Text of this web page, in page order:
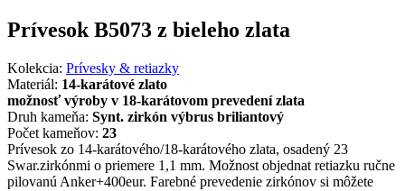
Prívesok B5073 z bieleho zlata
Kolekcia: Prívesky & retiazky
Materiál: 14-karátové zlato
možnosť výroby v 18-karátovom prevedení zlata
Druh kameňa: Synt. zirkón výbrus briliantový
Počet kameňov: 23
Prívesok zo 14-karátového/18-karátového zlata, osadený 23
Swar.zirkónmi o priemere 1,1 mm. Možnost objednat retiazku ručne
pilovanú Anker+400eur. Farebné prevedenie zirkónov si môžete